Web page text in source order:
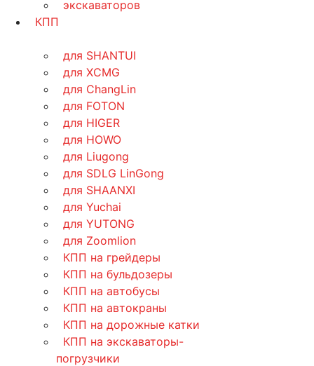
экскаваторов
КПП
для SHANTUI
для XCMG
для ChangLin
для FOTON
для HIGER
для HOWO
для Liugong
для SDLG LinGong
для SHAANXI
для Yuchai
для YUTONG
для Zoomlion
КПП на грейдеры
КПП на бульдозеры
КПП на автобусы
КПП на автокраны
КПП на дорожные катки
КПП на экскаваторы-
погрузчики